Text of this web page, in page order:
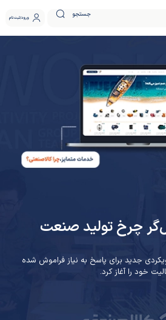
جستجو ورود ثبت نام
چرخ تولید صنعت
با رویکردی جدید برای پاسخ به نیاز فراموش شده
خود را آغاز کرد.